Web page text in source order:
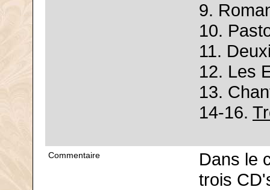
9.
10.
11.
12. Les
13.
14-16.
Commentaire
Dans le
trois